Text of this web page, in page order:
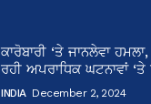
ਕਾਰੋਬਾਰੀ ‘ਤੇ ਜਾਨਲੇਵਾ
ਰਹੀ ਅਪਰਾਧਿਕ ਘਟਨਾਵਾਂ ‘ਤੇ
INDIA December 2, 2024